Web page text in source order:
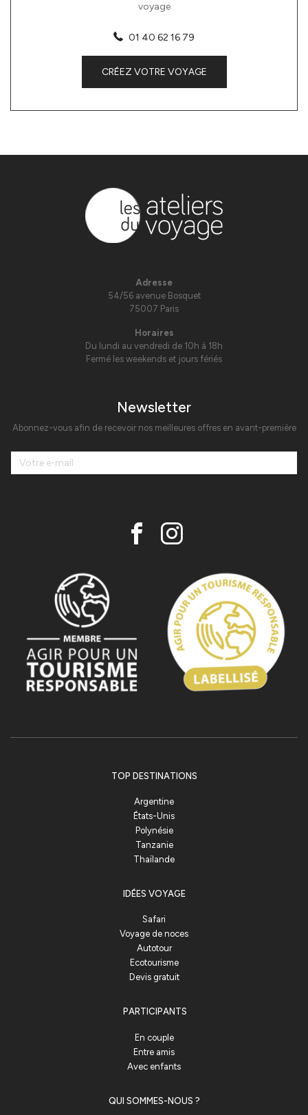
voyage
01 40 62 16 79
CRÉEZ VOTRE VOYAGE
Adresse
54/56 avenue Bosquet
75007 Paris
Horaires
Du lundi au vendredi de 10h à 18h
Fermé les weekends et jours fériés
Newsletter
Abonnez-vous afin de recevoir nos meilleures offres en avant-première
TOP DESTINATIONS
Argentine
États-Unis
Polynésie
Tanzanie
Thaïlande
IDÉES VOYAGE
Safari
Voyage de noces
Autotour
Ecotourisme
Devis gratuit
PARTICIPANTS
En couple
Entre amis
Avec enfants
QUI SOMMES-NOUS ?